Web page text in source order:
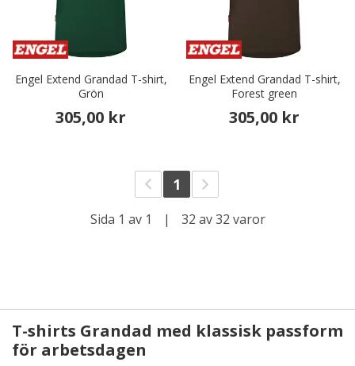
Engel Extend Grandad T-shirt,
Grön
305,00 kr
Engel Extend Grandad T-shirt,
Forest green
305,00 kr
1
Sida 1 av 1 | 32 av 32 varor
T-shirts Grandad med klassisk passform
för arbetsdagen